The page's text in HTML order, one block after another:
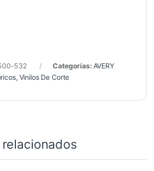
532 Categorías: AVERY
, Vinilos De Corte